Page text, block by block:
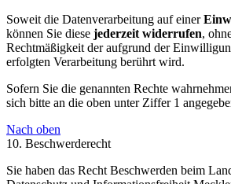
Soweit die Datenverarbeitung auf einer
können Sie diese jederzeit widerrufen,
Rechtmäßigkeit der aufgrund der
erfolgten Verarbeitung berührt wird.
Sofern Sie die genannten Rechte
sich bitte an die oben unter Ziffer 1
Nach oben
10. Beschwerderecht
Sie haben das Recht Beschwerden beim